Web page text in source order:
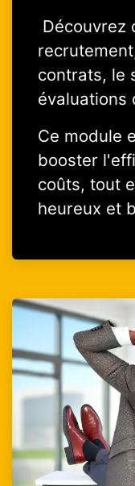
Découvrez
contrats, le
évaluations
Ce module
booster
coûts, tout
heureux et